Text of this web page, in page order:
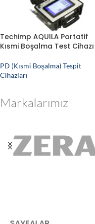
Techimp AQUILA Portatif
Kısmi Boşalma Test Cihazı
PD (Kısmi Boşalma) Tespit
Cihazları
Markalarımız